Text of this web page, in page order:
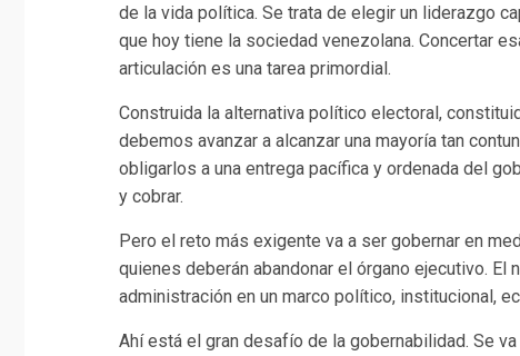
de la vida política. Se trata de elegir un liderazgo
que hoy tiene la sociedad venezolana. Concertar
articulación es una tarea primordial.
Construida la alternativa político electoral,
debemos avanzar a alcanzar una mayoría tan
obligarlos a una entrega pacífica y ordenada del
y cobrar.
Pero el reto más exigente va a ser gobernar en
quienes deberán abandonar el órgano ejecutivo.
administración en un marco político, institucional,
Ahí está el gran desafío de la gobernabilidad. Se